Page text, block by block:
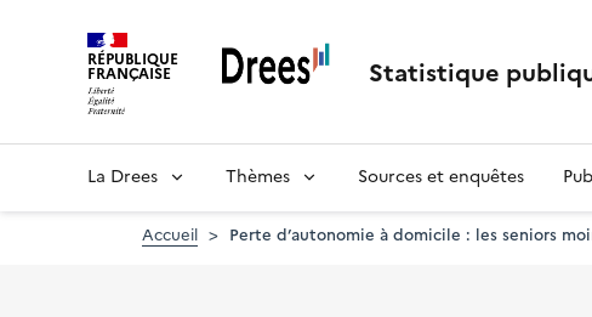
RÉPUBLIQUE
FRANÇAISE Statistique
La Drees Thèmes Sources et enquêtes
Accueil Perte d’autonomie à domicile : les seniors